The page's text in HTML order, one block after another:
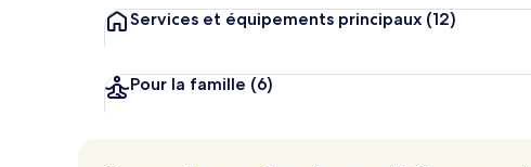
Services et équipements principaux (12)
Pour la famille (6)